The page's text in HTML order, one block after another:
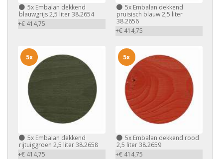
5x Embalan dekkend
blauwgrijs 2,5 liter 38.2654
+€ 414,75
5xEmbalan dekkend
pruisisch blauw 2,5 liter
38.2656
+€ 414,75
5x Embalan dekkend
rijtuiggroen 2,5 liter 38.2658
+€ 414,75
5x
5xEmbalan dekkend rood
2,5 liter 38.2659
+€ 414,75
5x